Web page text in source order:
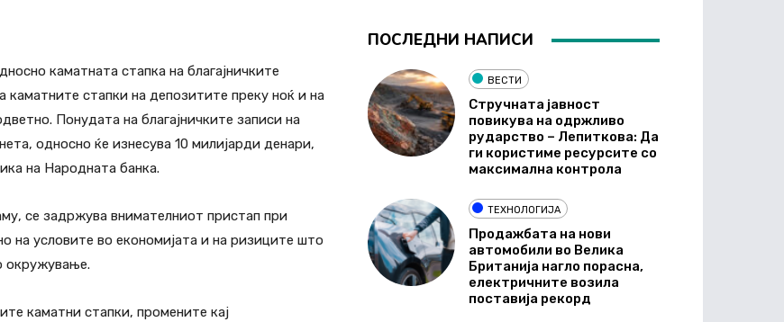
каматната стапка на благајничките
стапки на депозитите преку ноќ и на
Понудата на благајничките записи на
односно ќе изнесува 10 милијарди денари,
на Народната банка.
се задржува внимателниот пристап при
на условите во економијата и на ризиците што
окружување.
каматни стапки, промените кај
ПОСЛЕДНИ НАПИСИ
ВЕСТИ
Стручната јавност
повикува на одржливо
рударство – Лепиткова: Да
ги користиме ресурсите со
максимална контрола
ТЕХНОЛОГИЈА
Продажбата на нови
автомобили во Велика
Британија нагло порасна,
електричните возила
поставија рекорд